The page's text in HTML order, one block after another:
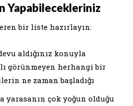
Yapabilecekleriniz
bir liste hazırlayın:
aldığınız konuyla
görünmeyen herhangi bir
ne zaman başladığı
yarasanın çok yoğun olduğu